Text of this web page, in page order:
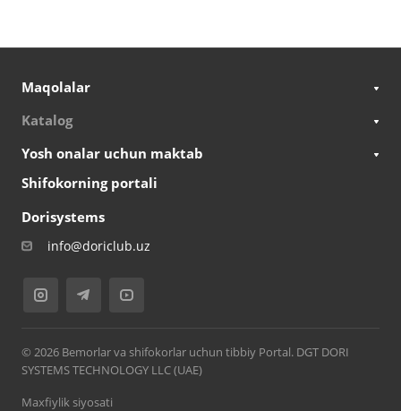
Maqolalar
Katalog
Yosh onalar uchun maktab
Shifokorning portali
Dorisystems
info@doriclub.uz
© 2026 Bemorlar va shifokorlar uchun tibbiy Portal. DGT DORI
SYSTEMS TECHNOLOGY LLC (UAE)
Maxfiylik siyosati